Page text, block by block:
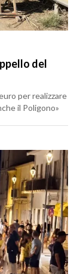
del
per realizzare
il Poligono»